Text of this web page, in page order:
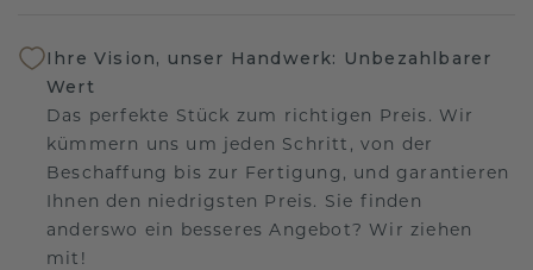
Ihre Vision, unser Handwerk: Unbezahlbarer
Wert
Das perfekte Stück zum richtigen Preis. Wir
kümmern uns um jeden Schritt, von der
Beschaffung bis zur Fertigung, und garantieren
Ihnen den niedrigsten Preis. Sie finden
anderswo ein besseres Angebot? Wir ziehen
mit!